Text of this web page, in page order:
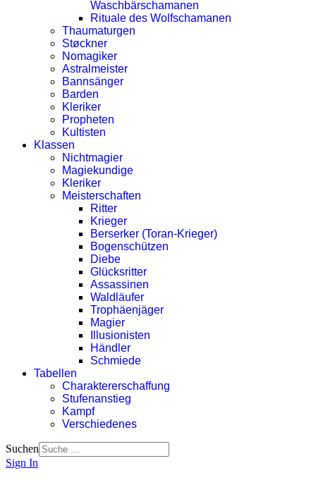
Waschbärschamanen
Rituale des Wolfschamanen
Thaumaturgen
Støckner
Nomagiker
Astralmeister
Bannsänger
Barden
Kleriker
Propheten
Kultisten
Klassen
Nichtmagier
Magiekundige
Kleriker
Meisterschaften
Ritter
Krieger
Berserker (Toran-Krieger)
Bogenschützen
Diebe
Glücksritter
Assassinen
Waldläufer
Trophäenjäger
Magier
Illusionisten
Händler
Schmiede
Tabellen
Charaktererschaffung
Stufenanstieg
Kampf
Verschiedenes
Suchen
Sign In